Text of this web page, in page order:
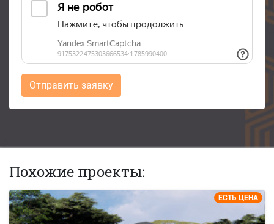
Отправить заявку
Похожие проекты:
ЕСТЬ ЦЕНА